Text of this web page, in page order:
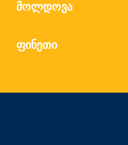
მოლდოვა
ფინეთი